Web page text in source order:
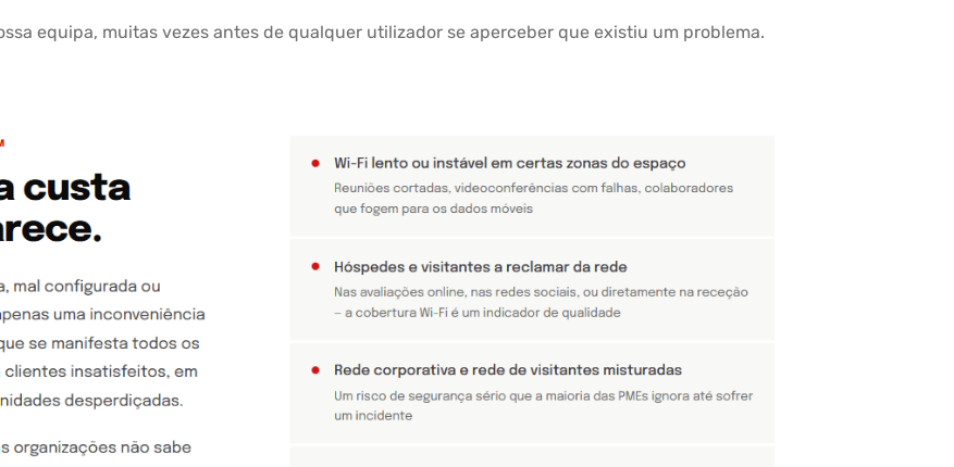
equipa, muitas vezes antes de qualquer utilizador se aperceber que existiu um problema.